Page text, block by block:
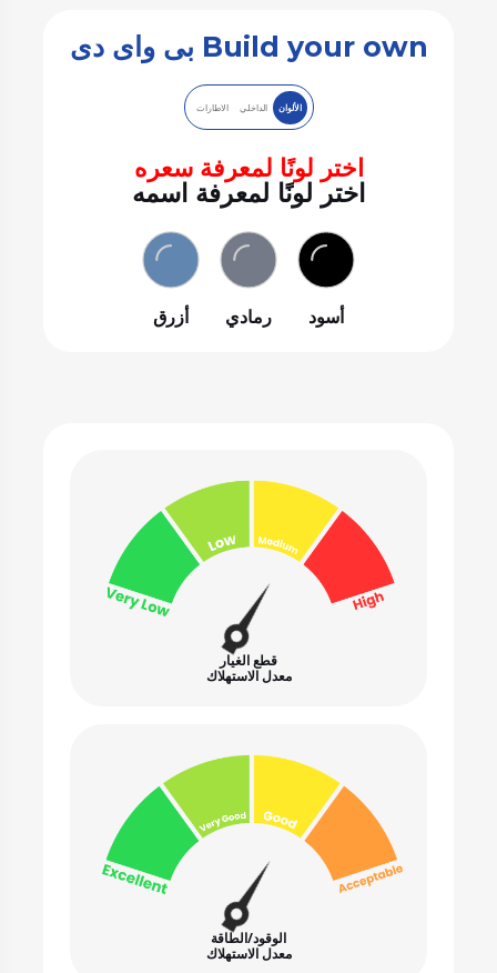
Build your own بى واى دى
الألوان الداخلي الاطارات
اختر لونًا لمعرفة سعره
اختر لونًا لمعرفة اسمه
أسود رمادي أزرق
قطع الغيار
معدل الاستهلاك
الوقود/الطاقة
معدل الاستهلاك